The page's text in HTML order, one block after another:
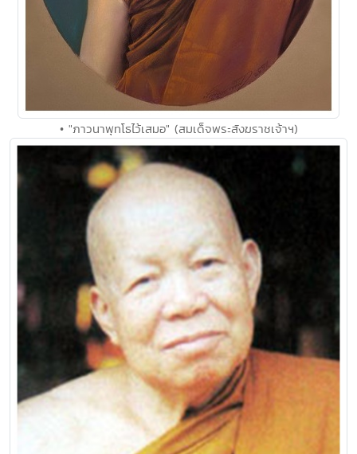
• "ภาวนาพุทโธไว้เสมอ" (สมเด็จพระสังฆราชเจ้าฯ)